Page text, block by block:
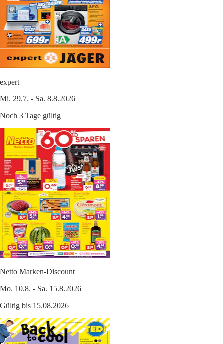
expert
Mi. 29.7. - Sa. 8.8.2026
Noch 3 Tage gültig
Netto Marken-Discount
Mo. 10.8. - Sa. 15.8.2026
Gültig bis 15.08.2026